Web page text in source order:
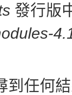
發行版
到任何